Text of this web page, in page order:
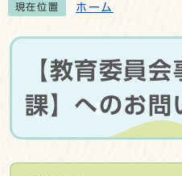
現在位置 ホーム
【教育委員
課】へのお問